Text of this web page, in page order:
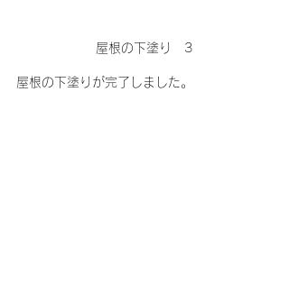
屋根の下塗り　3
屋根の下塗りが完了しました。